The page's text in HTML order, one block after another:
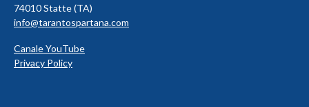
74010 Statte (TA)
info@tarantospartana.com
Canale YouTube
Privacy Policy